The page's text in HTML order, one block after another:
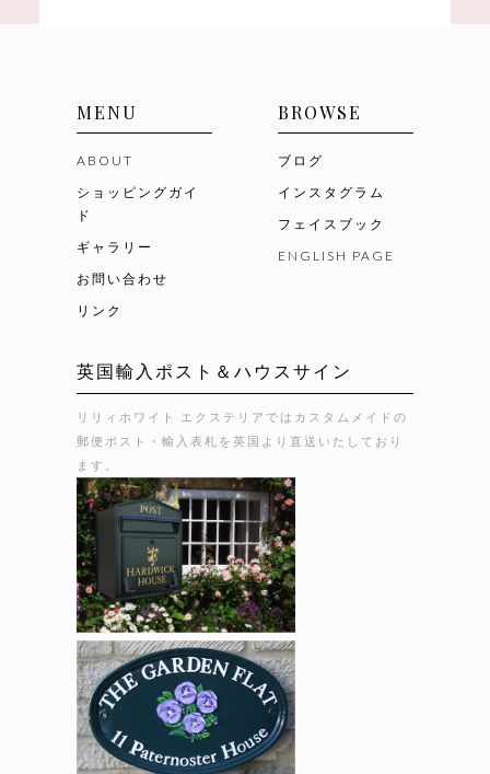
MENU
ABOUT
ショッピングガイ
ド
ギャラリー
お問い合わせ
リンク
BROWSE
ブログ
インスタグラム
フェイスブック
ENGLISH PAGE
英国輸入ポスト＆ハウスサイン
リリィホワイト エクステリアではカスタムメイドの
郵便ポスト・輸入表札を英国より直送いたしており
ます。